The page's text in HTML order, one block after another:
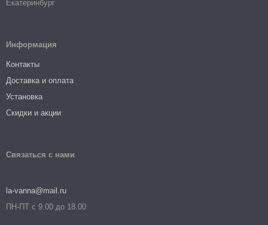
Екатеринбург
Информация
Контакты
Доставка и оплата
Установка
Скидки и акции
Связаться с нами
la-vanna@mail.ru
ПН-ПТ с 9.00 до 18.00